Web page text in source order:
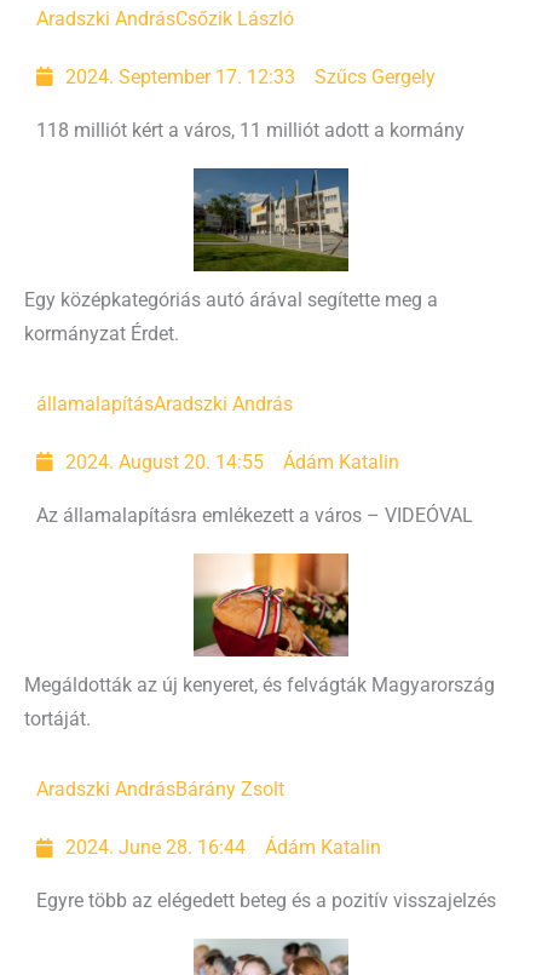
Aradszki AndrásCsőzik László
2024. September 17. 12:33 Szűcs Gergely
118 milliót kért a város, 11 milliót adott a kormány
Egy középkategóriás autó árával segítette meg a
kormányzat Érdet.
államalapításAradszki András
2024. August 20. 14:55 Ádám Katalin
Az államalapításra emlékezett a város – VIDEÓVAL
Megáldották az új kenyeret, és felvágták Magyarország
tortáját.
Aradszki AndrásBárány Zsolt
2024. June 28. 16:44 Ádám Katalin
Egyre több az elégedett beteg és a pozitív visszajelzés